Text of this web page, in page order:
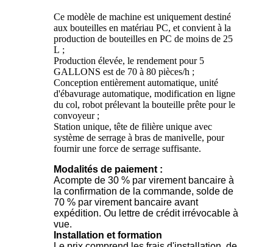
Ce modèle de machine est uniquement destiné
aux bouteilles en matériau PC, et convient à la
production de bouteilles en PC de moins de 25
L ;
Production élevée, le rendement pour 5
GALLONS est de 70 à 80 pièces/h ;
Conception entièrement automatique, unité
d'ébavurage automatique, modification en ligne
du col, robot prélevant la bouteille prête pour le
convoyeur ;
Station unique, tête de filière unique avec
système de serrage à bras de manivelle, pour
fournir une force de serrage suffisante.
Modalités de paiement :
Acompte de 30 % par virement bancaire à
la confirmation de la commande, solde de
70 % par virement bancaire avant
expédition. Ou lettre de crédit irrévocable à
vue.
Installation et formation